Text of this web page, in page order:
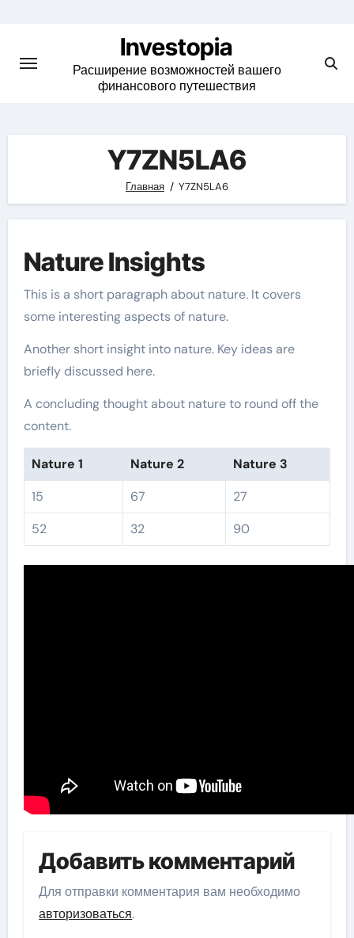
content
Investopia
Расширение возможностей вашего
финансового путешествия
Y7ZN5LA6
Главная Y7ZN5LA6
Nature Insights
This is a short paragraph about nature. It covers
some interesting aspects of nature.
Another short insight into nature. Key ideas are
briefly discussed here.
A concluding thought about nature to round off the
content.
Nature 1 Nature 2
Nature 3
15
67
27
52
32 90
Добавить комментарий
Для отправки комментария вам необходимо
авторизоваться.